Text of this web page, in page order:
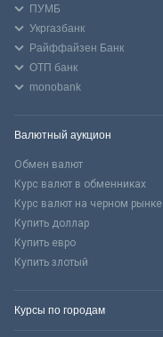
ПУМБ
Укргазбанк
Райффайзен Банк
ОТП банк
monobank
Валютный аукцион
Обмен валют
Курс валют в обменниках
Курс валют на черном рынке
Купить доллар
Купить евро
Купить злотый
Курсы по городам